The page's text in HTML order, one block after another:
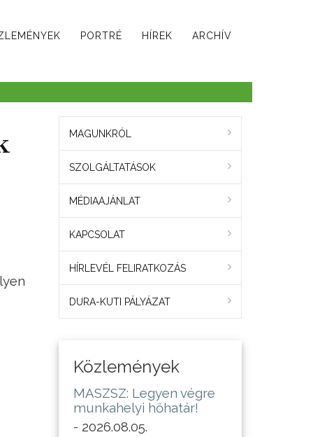
PORTRÉ HÍREK ARCHÍV
MAGUNKRÓL
SZOLGÁLTATÁSOK
MÉDIAAJÁNLAT
KAPCSOLAT
HÍRLEVÉL FELIRATKOZÁS
DURA-KUTI PÁLYÁZAT
Közlemények
MASZSZ: Legyen végre
munkahelyi hőhatár!
- 2026.08.05.